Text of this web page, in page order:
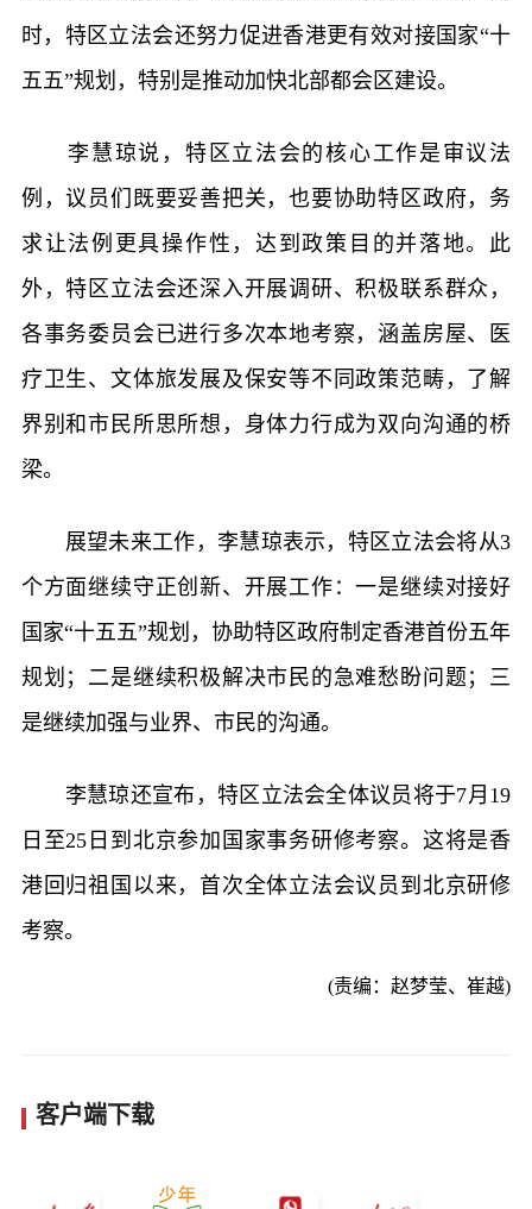
时，特区立法会还努力促进香港更有效对接国家“十
五五”规划，特别是推动加快北部都会区建设。
李慧琼说，特区立法会的核心工作是审议法
例，议员们既要妥善把关，也要协助特区政府，务
求让法例更具操作性，达到政策目的并落地。此
外，特区立法会还深入开展调研、积极联系群众，
各事务委员会已进行多次本地考察，涵盖房屋、医
疗卫生、文体旅发展及保安等不同政策范畴，了解
界别和市民所思所想，身体力行成为双向沟通的桥
梁。
展望未来工作，李慧琼表示，特区立法会将从3
个方面继续守正创新、开展工作：一是继续对接好
国家“十五五”规划，协助特区政府制定香港首份五年
规划；二是继续积极解决市民的急难愁盼问题；三
是继续加强与业界、市民的沟通。
李慧琼还宣布，特区立法会全体议员将于7月19
日至25日到北京参加国家事务研修考察。这将是香
港回归祖国以来，首次全体立法会议员到北京研修
考察。
(责编：赵梦莹、崔越)
客户端下载